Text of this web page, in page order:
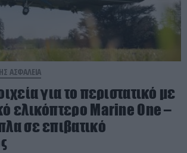
ΑΣΦΑΛΕΙΑ
για το περιστατικό με
ελικόπτερο Marine One –
σε επιβατικό